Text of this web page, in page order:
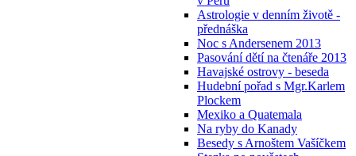
Astrologie v denním životě -
přednáška
Noc s Andersenem 2013
Pasování dětí na čtenáře 2013
Havajské ostrovy - beseda
Hudební pořad s Mgr.Karlem
Plockem
Mexiko a Quatemala
Na ryby do Kanady
Besedy s Arnoštem Vašíčkem